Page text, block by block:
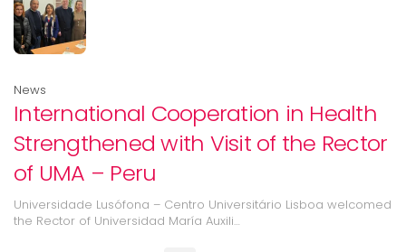
News
International Cooperation in Health
Strengthened with Visit of the Rector
of UMA – Peru
Universidade Lusófona – Centro Universitário Lisboa welcomed
the Rector of Universidad María Auxili…